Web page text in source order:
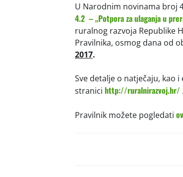
U Narodnim novinama broj
4.2 – „Potpora za ulaganja u
ruralnog razvoja Republike
Pravilnika, osmog dana od
2017.
Sve detalje o natječaju, kao
stranici http://ruralnirazvoj.hr/ .
Pravilnik možete pogledati